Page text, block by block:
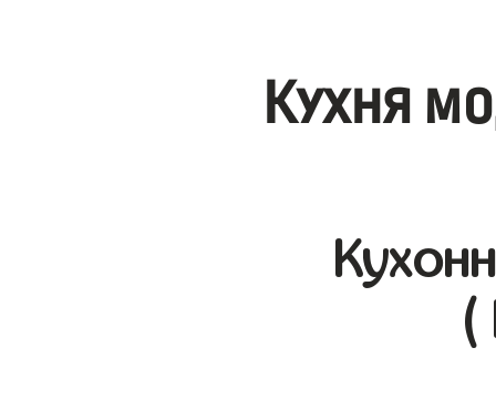
Кухня
(